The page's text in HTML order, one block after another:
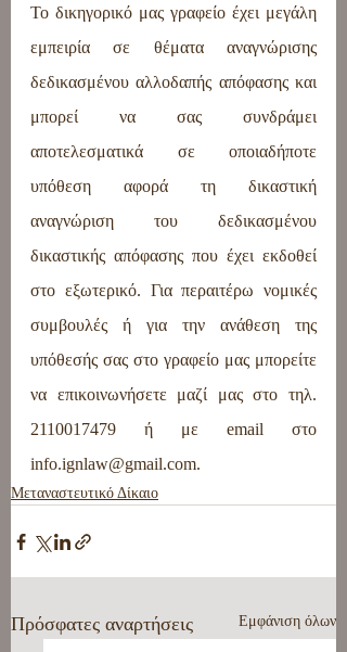
Το δικηγορικό μας γραφείο έχει μεγάλη
εμπειρία σε θέματα αναγνώρισης
δεδικασμένου αλλοδαπής απόφασης και
μπορεί να σας συνδράμει
αποτελεσματικά σε οποιαδήποτε
υπόθεση αφορά τη δικαστική
αναγνώριση του δεδικασμένου
δικαστικής απόφασης που έχει εκδοθεί
στο εξωτερικό. Για περαιτέρω νομικές
συμβουλές ή για την ανάθεση της
υπόθεσής σας στο γραφείο μας μπορείτε
να επικοινωνήσετε μαζί μας στο τηλ.
info.ignlaw@gmail.com.
Μεταναστευτικό Δίκαιο
Πρόσφατες αναρτήσεις Εμφάνιση όλων